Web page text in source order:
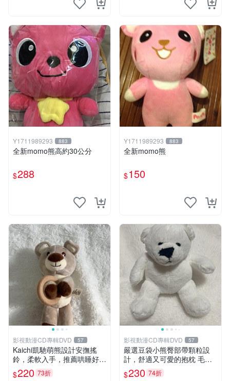
Y1711989293 883
全新momo熊高約30公分
$288
Y1711989293 883
全新momo熊
$150
影視動漫CD專輯DVD 57
Kaichi凱馳萌熊設計安撫搖
鈴，柔軟入手，推薦哄睡好選
擇 熊公仔 安撫玩具 喂食環
$220 73折
影視動漫CD專輯DVD 57
嚴選豆袋小熊臀部帶顆粒設
計，舒適又可愛的抱枕 毛絨
抱枕、臀部按摩、坐墊
$230 74折